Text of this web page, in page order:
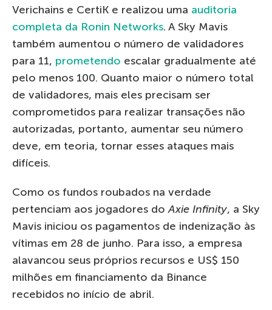
Verichains e CertiK e realizou uma auditoria
completa da Ronin Networks. A Sky Mavis
também aumentou o número de validadores
para 11, prometendo escalar gradualmente até
pelo menos 100. Quanto maior o número total
de validadores, mais eles precisam ser
comprometidos para realizar transações não
autorizadas, portanto, aumentar seu número
deve, em teoria, tornar esses ataques mais
difíceis.
Como os fundos roubados na verdade
pertenciam aos jogadores doAxie Infinity, a Sky
Mavis iniciou os pagamentos de indenização às
vítimas em 28 de junho. Para isso, a empresa
alavancou seus próprios recursos e US$ 150
milhões em financiamento da Binance
recebidos no início de abril.